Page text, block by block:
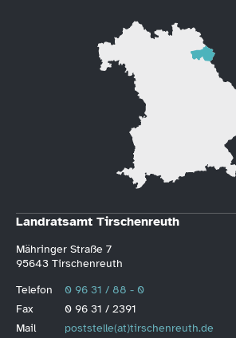
Landratsamt Tirschenreuth
Mähringer Straße 7
95643 Tirschenreuth
Telefon
0 96 31 / 88 - 0
Fax
0 96 31 / 2391
Mail
poststelle(at)tirschenreuth.de